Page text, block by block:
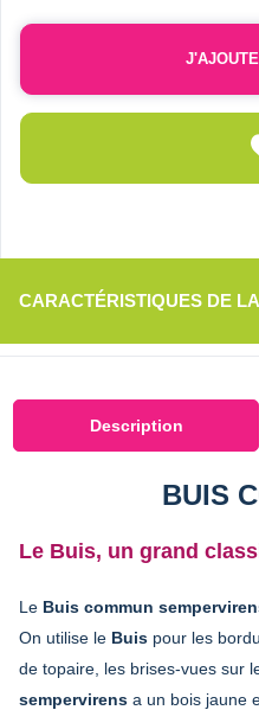
CARACTÉRISTIQUES DE
Description
BUIS
Le Buis, un grand
Le Buis commun
On utilise le Buis pour les
de topaire, les brises-vues sur
sempervirens a un bois jaune